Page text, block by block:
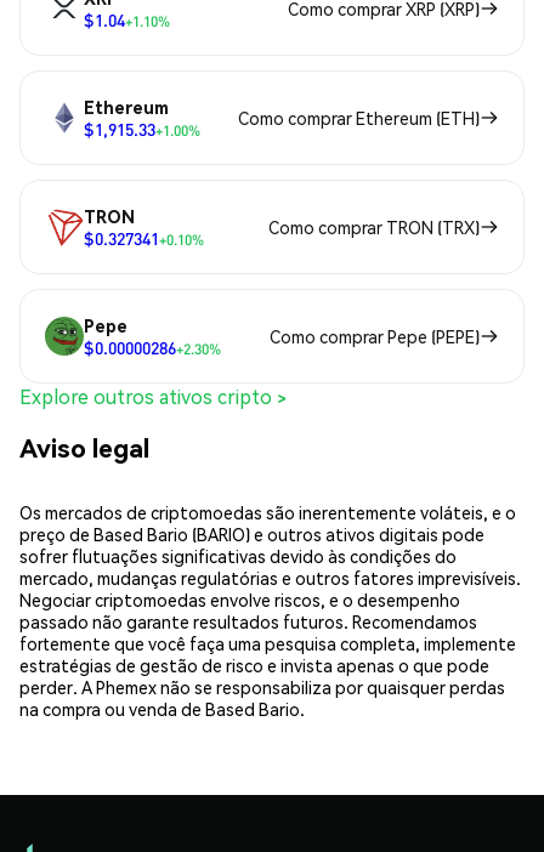
$1.04+1.10%
Como comprar XRP (XRP)
Ethereum
$1,915.33+1.00%
Como comprar Ethereum (ETH)
TRON
$0.327341+0.10%
Como comprar TRON (TRX)
Pepe
$0.00000286+2.30%
Como comprar Pepe (PEPE)
Explore outros ativos cripto >
Aviso legal
Os mercados de criptomoedas são inerentemente voláteis, e o
preço de Based Bario (BARIO) e outros ativos digitais pode
sofrer flutuações significativas devido às condições do
mercado, mudanças regulatórias e outros fatores imprevisíveis.
Negociar criptomoedas envolve riscos, e o desempenho
passado não garante resultados futuros. Recomendamos
fortemente que você faça uma pesquisa completa, implemente
estratégias de gestão de risco e invista apenas o que pode
perder. A Phemex não se responsabiliza por quaisquer perdas
na compra ou venda de Based Bario.